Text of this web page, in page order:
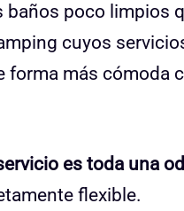
baños poco limpios
cuyos
forma más cómoda
es toda una
flexible.